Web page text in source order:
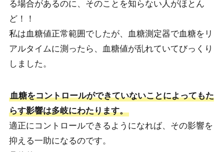
る場合があるのに、そのことを知らない人がほとん
ど！！
私は血糖値正常範囲でしたが、血糖測定器で血糖をリ
アルタイムに測ったら、血糖値が乱れていてびっくり
しました。
血糖をコントロールができていないことによってもた
らす影響は多岐にわたります。
適正にコントロールできるようになれば、その影響を
抑える一助になるのです。